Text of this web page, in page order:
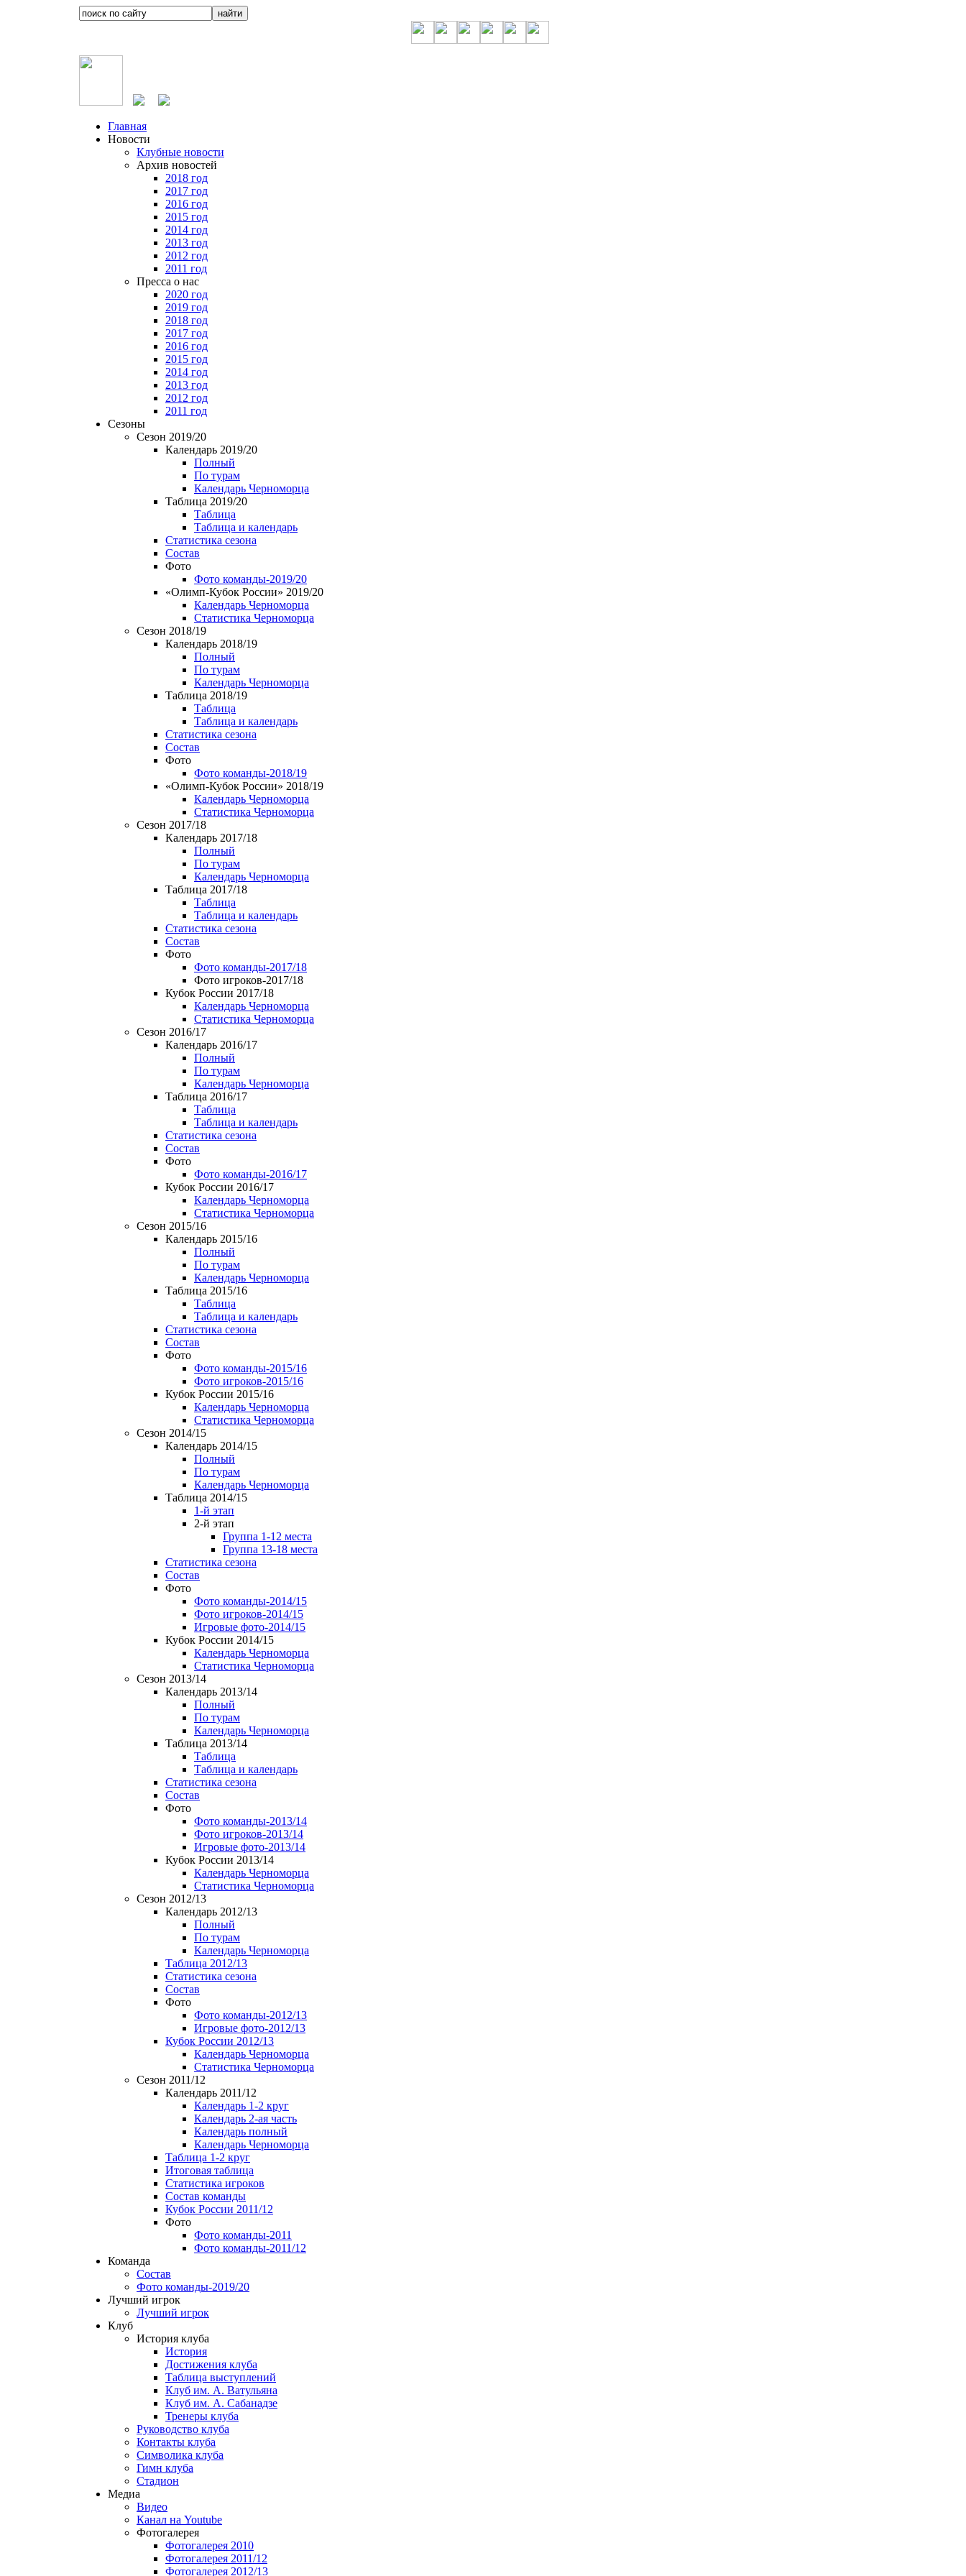
Главная
Новости
Клубные новости
Архив новостей
2018 год
2017 год
2016 год
2015 год
2014 год
2013 год
2012 год
2011 год
Пресса о нас
2020 год
2019 год
2018 год
2017 год
2016 год
2015 год
2014 год
2013 год
2012 год
2011 год
Сезоны
Сезон 2019/20
Календарь 2019/20
Полный
По турам
Календарь Черноморца
Таблица 2019/20
Таблица
Таблица и календарь
Статистика сезона
Состав
Фото
Фото команды-2019/20
«Олимп-Кубок России» 2019/20
Календарь Черноморца
Статистика Черноморца
Сезон 2018/19
Календарь 2018/19
Полный
По турам
Календарь Черноморца
Таблица 2018/19
Таблица
Таблица и календарь
Статистика сезона
Состав
Фото
Фото команды-2018/19
«Олимп-Кубок России» 2018/19
Календарь Черноморца
Статистика Черноморца
Сезон 2017/18
Календарь 2017/18
Полный
По турам
Календарь Черноморца
Таблица 2017/18
Таблица
Таблица и календарь
Статистика сезона
Состав
Фото
Фото команды-2017/18
Фото игроков-2017/18
Кубок России 2017/18
Календарь Черноморца
Статистика Черноморца
Сезон 2016/17
Календарь 2016/17
Полный
По турам
Календарь Черноморца
Таблица 2016/17
Таблица
Таблица и календарь
Статистика сезона
Состав
Фото
Фото команды-2016/17
Кубок России 2016/17
Календарь Черноморца
Статистика Черноморца
Сезон 2015/16
Календарь 2015/16
Полный
По турам
Календарь Черноморца
Таблица 2015/16
Таблица
Таблица и календарь
Статистика сезона
Состав
Фото
Фото команды-2015/16
Фото игроков-2015/16
Кубок России 2015/16
Календарь Черноморца
Статистика Черноморца
Сезон 2014/15
Календарь 2014/15
Полный
По турам
Календарь Черноморца
Таблица 2014/15
1-й этап
2-й этап
Группа 1-12 места
Группа 13-18 места
Статистика сезона
Состав
Фото
Фото команды-2014/15
Фото игроков-2014/15
Игровые фото-2014/15
Кубок России 2014/15
Календарь Черноморца
Статистика Черноморца
Сезон 2013/14
Календарь 2013/14
Полный
По турам
Календарь Черноморца
Таблица 2013/14
Таблица
Таблица и календарь
Статистика сезона
Состав
Фото
Фото команды-2013/14
Фото игроков-2013/14
Игровые фото-2013/14
Кубок России 2013/14
Календарь Черноморца
Статистика Черноморца
Сезон 2012/13
Календарь 2012/13
Полный
По турам
Календарь Черноморца
Таблица 2012/13
Статистика сезона
Состав
Фото
Фото команды-2012/13
Игровые фото-2012/13
Кубок России 2012/13
Календарь Черноморца
Статистика Черноморца
Сезон 2011/12
Календарь 2011/12
Календарь 1-2 круг
Календарь 2-ая часть
Календарь полный
Календарь Черноморца
Таблица 1-2 круг
Итоговая таблица
Статистика игроков
Состав команды
Кубок России 2011/12
Фото
Фото команды-2011
Фото команды-2011/12
Команда
Состав
Фото команды-2019/20
Лучший игрок
Лучший игрок
Клуб
История клуба
История
Достижения клуба
Таблица выступлений
Клуб им. А. Ватульяна
Клуб им. А. Сабанадзе
Тренеры клуба
Руководство клуба
Контакты клуба
Символика клуба
Гимн клуба
Стадион
Медиа
Видео
Канал на Youtube
Фотогалерея
Фотогалерея 2010
Фотогалерея 2011/12
Фотогалерея 2012/13